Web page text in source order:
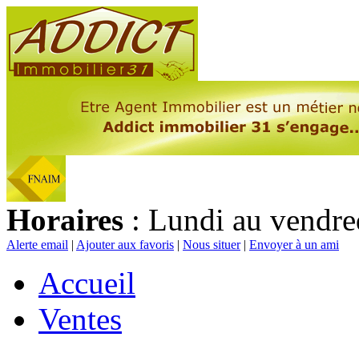
Horaires : Lundi au
Alerte email | Ajouter aux favoris | Nous situer| Envoyer à un ami
Accueil
Ventes